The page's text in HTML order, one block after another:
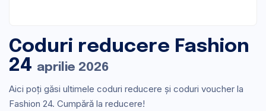
Coduri reducere Fashion
24 aprilie 2026
Aici poți găsi ultimele coduri reducere și coduri voucher la
Fashion 24. Cumpără la reducere!